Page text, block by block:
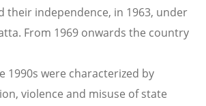
their independence, in 1963, under
From 1969 onwards the country
1990s were characterized by
violence and misuse of state